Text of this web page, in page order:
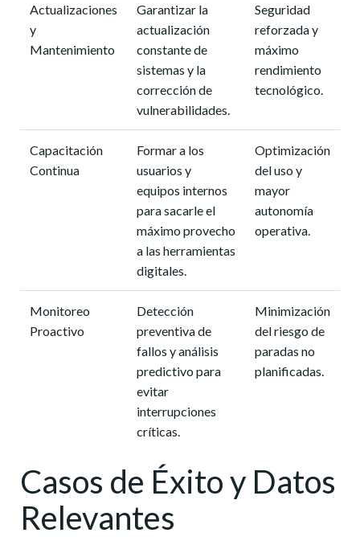
Actualizaciones
y
Mantenimiento
Garantizar la
actualización
constante de
sistemas y la
corrección de
vulnerabilidades.
Seguridad
reforzada y
máximo
rendimiento
tecnológico.
Capacitación
Continua
Formar a los
usuarios y
equipos internos
para sacarle el
máximo provecho
a las herramientas
digitales.
Optimización
del uso y
mayor
autonomía
operativa.
Monitoreo
Proactivo
Detección
preventiva de
fallos y análisis
predictivo para
evitar
interrupciones
críticas.
Minimización
del riesgo de
paradas no
planificadas.
Casos de Éxito y Datos
Relevantes